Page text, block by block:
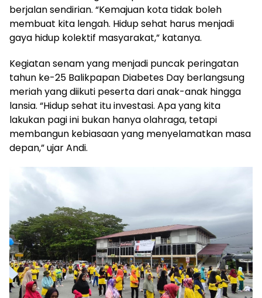
berjalan sendirian. “Kemajuan kota tidak boleh
membuat kita lengah. Hidup sehat harus menjadi
gaya hidup kolektif masyarakat,” katanya.
Kegiatan senam yang menjadi puncak peringatan
tahun ke-25 Balikpapan Diabetes Day berlangsung
meriah yang diikuti peserta dari anak-anak hingga
lansia. “Hidup sehat itu investasi. Apa yang kita
lakukan pagi ini bukan hanya olahraga, tetapi
membangun kebiasaan yang menyelamatkan masa
depan,” ujar Andi.